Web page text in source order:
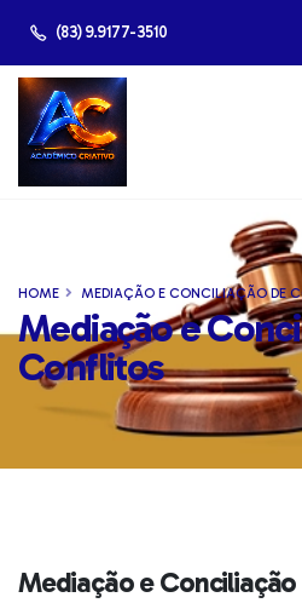
(83) 9.9177-3510
Mediação e
Conflitos
HOME MEDIAÇÃO E CONCILIAÇÃO DE
Mediação e